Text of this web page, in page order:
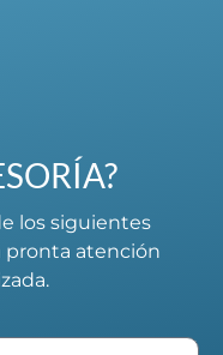
los siguientes
pronta atención